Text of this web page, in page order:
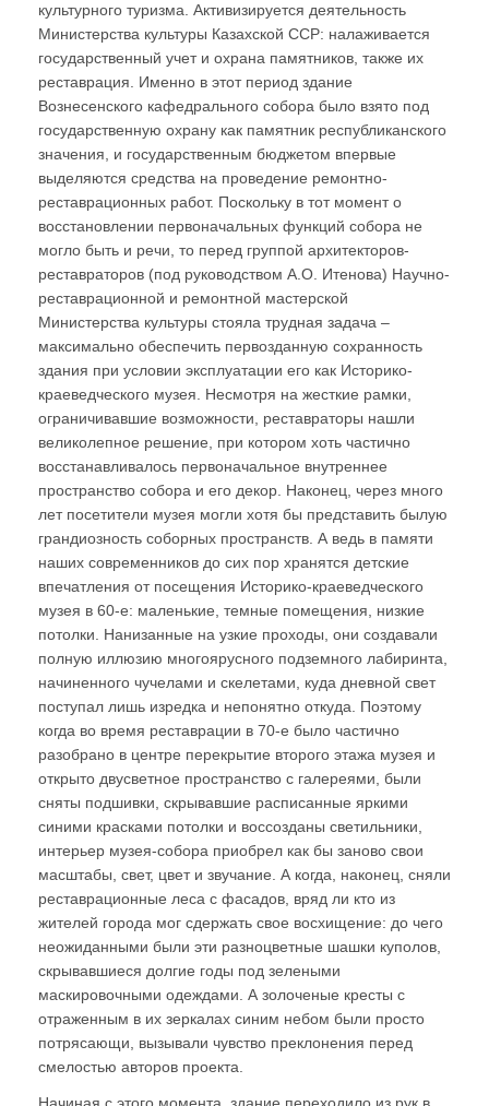
культурного туризма. Активизируется деятельность
Министерства культуры Казахской ССР: налаживается
государственный учет и охрана памятников, также их
реставрация. Именно в этот период здание
Вознесенского кафедрального собора было взято под
государственную охрану как памятник республиканского
значения, и государственным бюджетом впервые
выделяются средства на проведение ремонтно-
реставрационных работ. Поскольку в тот момент о
восстановлении первоначальных функций собора не
могло быть и речи, то перед группой архитекторов-
реставраторов (под руководством А.О. Итенова) Научно-
реставрационной и ремонтной мастерской
Министерства культуры стояла трудная задача –
максимально обеспечить первозданную сохранность
здания при условии эксплуатации его как Историко-
краеведческого музея. Несмотря на жесткие рамки,
ограничивавшие возможности, реставраторы нашли
великолепное решение, при котором хоть частично
восстанавливалось первоначальное внутреннее
пространство собора и его декор. Наконец, через много
лет посетители музея могли хотя бы представить былую
грандиозность соборных пространств. А ведь в памяти
наших современников до сих пор хранятся детские
впечатления от посещения Историко-краеведческого
музея в 60-е: маленькие, темные помещения, низкие
потолки. Нанизанные на узкие проходы, они создавали
полную иллюзию многоярусного подземного лабиринта,
начиненного чучелами и скелетами, куда дневной свет
поступал лишь изредка и непонятно откуда. Поэтому
когда во время реставрации в 70-е было частично
разобрано в центре перекрытие второго этажа музея и
открыто двусветное пространство с галереями, были
сняты подшивки, скрывавшие расписанные яркими
синими красками потолки и воссозданы светильники,
интерьер музея-собора приобрел как бы заново свои
масштабы, свет, цвет и звучание. А когда, наконец, сняли
реставрационные леса с фасадов, вряд ли кто из
жителей города мог сдержать свое восхищение: до чего
неожиданными были эти разноцветные шашки куполов,
скрывавшиеся долгие годы под зелеными
маскировочными одеждами. А золоченые кресты с
отраженным в их зеркалах синим небом были просто
потрясающи, вызывали чувство преклонения перед
смелостью авторов проекта.